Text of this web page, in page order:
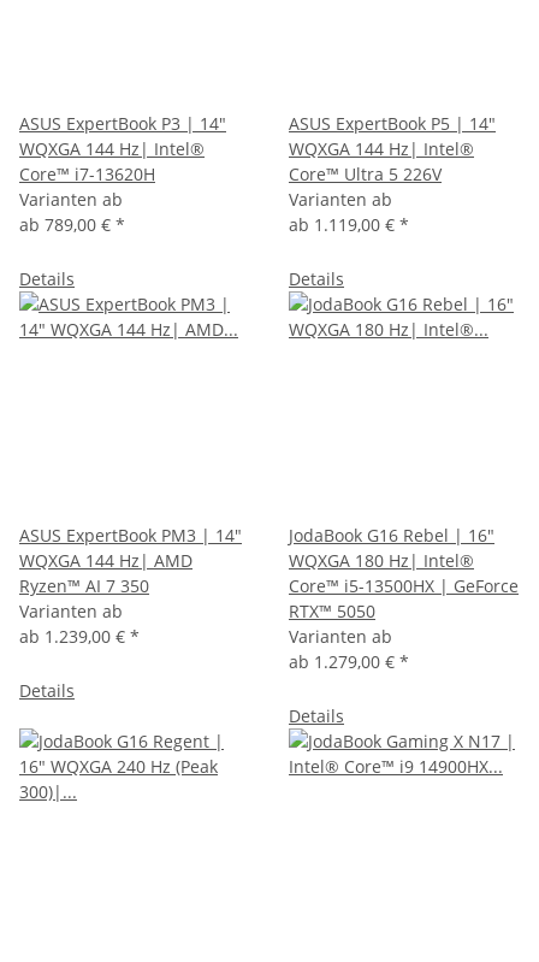
ASUS ExpertBook P3 | 14"
WQXGA 144 Hz| Intel®
Core™ i7-13620H
Varianten ab
ab 789,00 € *
Details
ASUS ExpertBook P5 | 14"
WQXGA 144 Hz| Intel®
Core™ Ultra 5 226V
Varianten ab
ab 1.119,00 € *
Details
ASUS ExpertBook PM3 | 14"
WQXGA 144 Hz| AMD
Ryzen™ AI 7 350
Varianten ab
ab 1.239,00 € *
Details
JodaBook G16 Rebel | 16"
WQXGA 180 Hz| Intel®
Core™ i5-13500HX | GeForce
RTX™ 5050
Varianten ab
ab 1.279,00 € *
Details